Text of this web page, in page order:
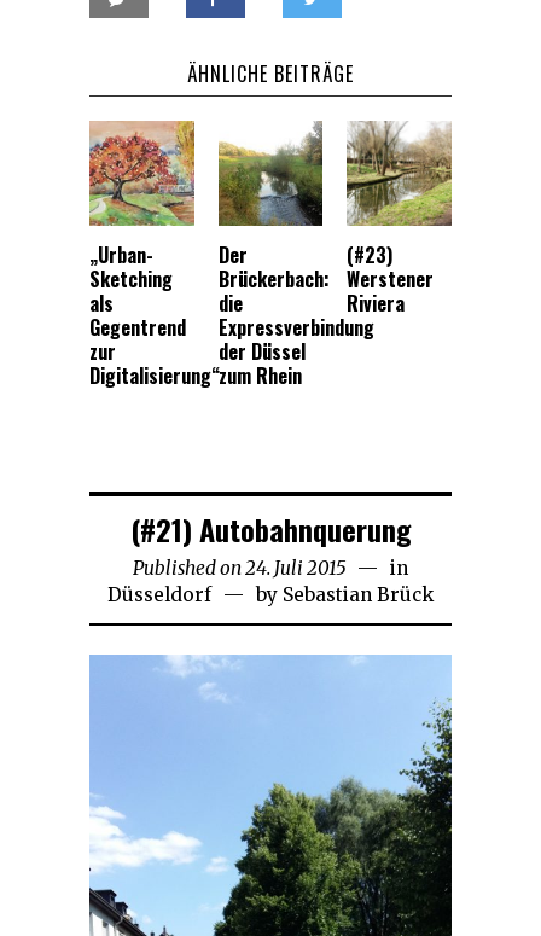
ÄHNLICHE BEITRÄGE
„Urban-
Sketching
als
Gegentrend
zur
Digitalisierung“
Der
Brückerbach:
die
Expressverbindung
der Düssel
zum Rhein
(#23)
Werstener
Riviera
(#21) Autobahnquerung
Published on24. Juli 2015 21.
November
2018
in
Düsseldorf
by Sebastian Brück